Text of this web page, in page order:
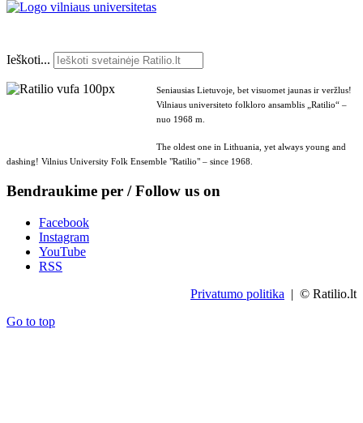
Ieškoti...
Seniausias Lietuvoje, bet visuomet jaunas ir veržlus!
Vilniaus universiteto folkloro ansamblis „Ratilio“ –
nuo 1968 m.
The oldest one in Lithuania, yet always young and
dashing! Vilnius University Folk Ensemble "Ratilio" – since 1968.
Bendraukime per / Follow us on
Facebook
Instagram
YouTube
RSS
Privatumo politika | © Ratilio.lt
Go to top